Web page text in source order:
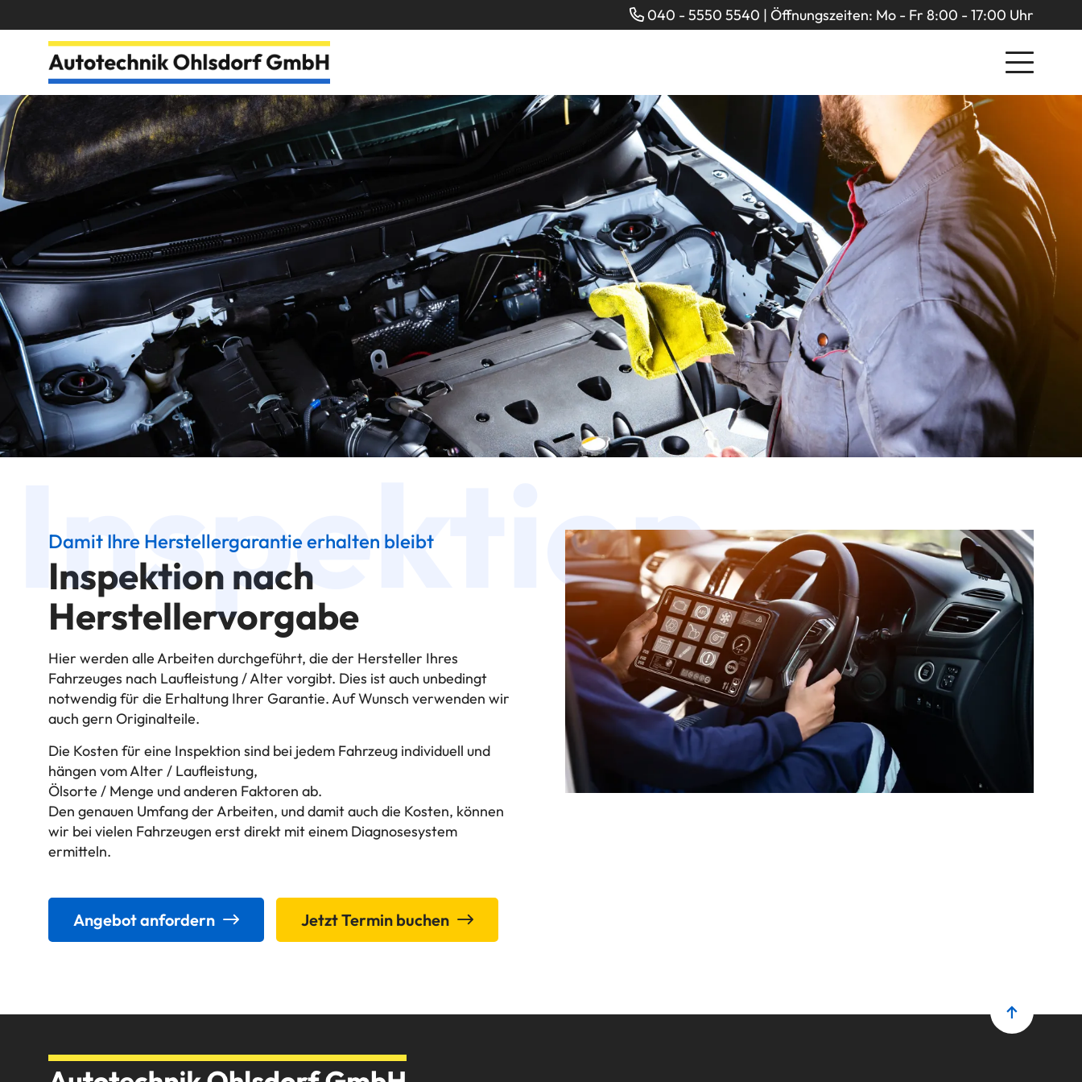
040 - 5550 5540 | Öffnungszeiten: Mo - Fr 8:00 - 17:00 Uhr
Inspektion
Damit Ihre Herstellergarantie erhalten bleibt
Inspektion nach
Herstellervorgabe
Hier werden alle Arbeiten durchgeführt, die der Hersteller Ihres
Fahrzeuges nach Laufleistung / Alter vorgibt. Dies ist auch unbedingt
notwendig für die Erhaltung Ihrer Garantie. Auf Wunsch verwenden wir
auch gern Originalteile.
Die Kosten für eine Inspektion sind bei jedem Fahrzeug individuell und
hängen vom Alter / Laufleistung,
Ölsorte / Menge und anderen Faktoren ab.
Den genauen Umfang der Arbeiten, und damit auch die Kosten, können
wir bei vielen Fahrzeugen erst direkt mit einem Diagnosesystem
ermitteln.
Angebot anfordern Jetzt Termin buchen